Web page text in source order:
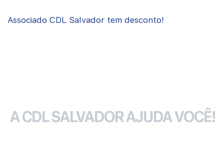
Associado CDL Salvador tem desconto!
A CDL SALVADOR AJUDA VOCÊ!